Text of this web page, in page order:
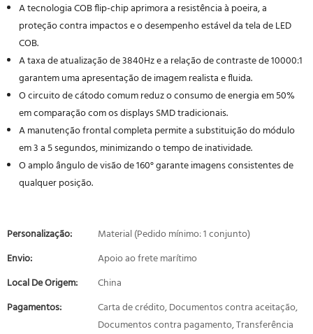
A tecnologia COB flip-chip aprimora a resistência à poeira, a
proteção contra impactos e o desempenho estável da tela de LED
COB.
A taxa de atualização de 3840Hz e a relação de contraste de 10000:1
garantem uma apresentação de imagem realista e fluida.
O circuito de cátodo comum reduz o consumo de energia em 50%
em comparação com os displays SMD tradicionais.
A manutenção frontal completa permite a substituição do módulo
em 3 a 5 segundos, minimizando o tempo de inatividade.
O amplo ângulo de visão de 160° garante imagens consistentes de
qualquer posição.
Personalização:
Material (Pedido mínimo: 1 conjunto)
Envio:
Apoio ao frete marítimo
Local De Origem:
China
Pagamentos:
Carta de crédito, Documentos contra aceitação,
Documentos contra pagamento, Transferência